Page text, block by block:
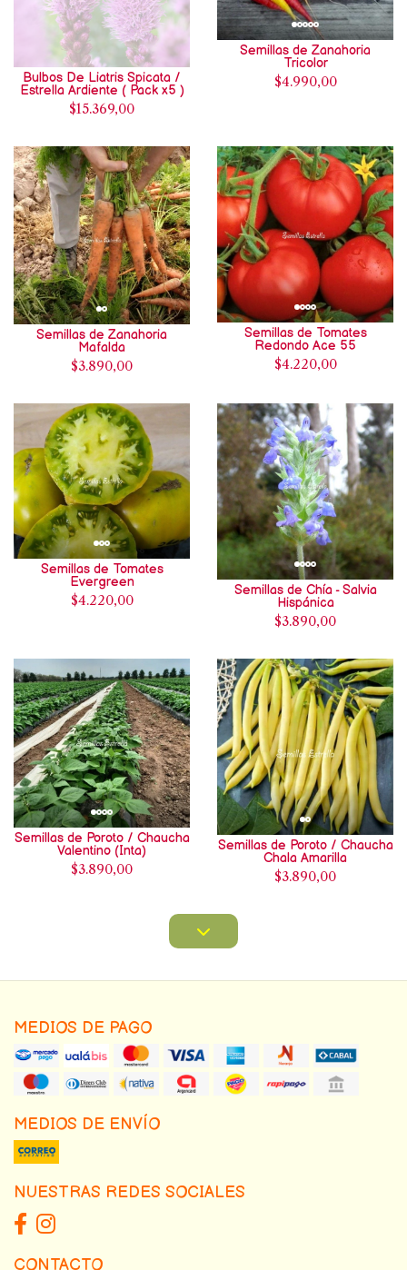
Bulbos De Liatris Spicata /
Estrella Ardiente ( Pack x5 )
$15.369,00
Semillas de Zanahoria
Tricolor
$4.990,00
Semillas de Zanahoria
Mafalda
$3.890,00
Semillas de Tomates
Redondo Ace 55
$4.220,00
Semillas de Tomates
Evergreen
$4.220,00
Semillas de Chía - Salvia
Hispánica
$3.890,00
Semillas de Poroto / Chaucha
Valentino (Inta)
$3.890,00
Semillas de Poroto / Chaucha
Chala Amarilla
$3.890,00
MEDIOS DE PAGO
MEDIOS DE ENVÍO
NUESTRAS REDES SOCIALES
CONTACTO